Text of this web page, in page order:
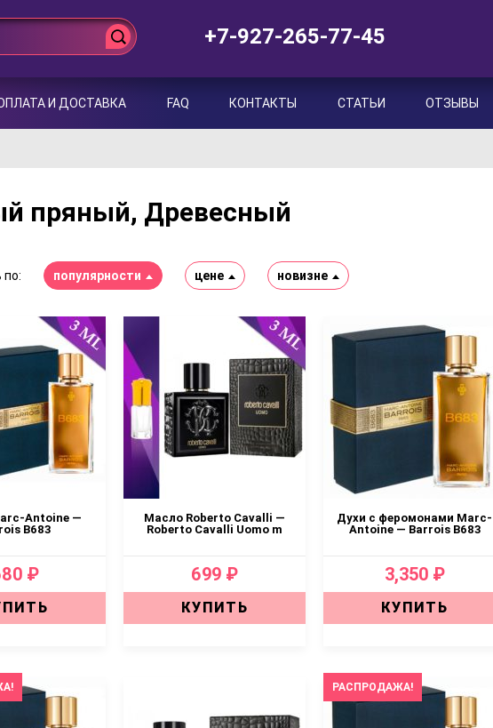
+7-927-265-77-45
И ДОСТАВКА FAQ КОНТАКТЫ СТАТЬИ ОТЗЫВЫ
пряный, Древесный
по: популярности цене новизне
Antoine —
B683
₽
Масло Roberto Cavalli —
Roberto Cavalli Uomo m
699 ₽
КУПИТЬ
Духи с феромонами Marc-
Antoine — Barrois B683
3,350 ₽
КУПИТЬ
РАСПРОДАЖА!